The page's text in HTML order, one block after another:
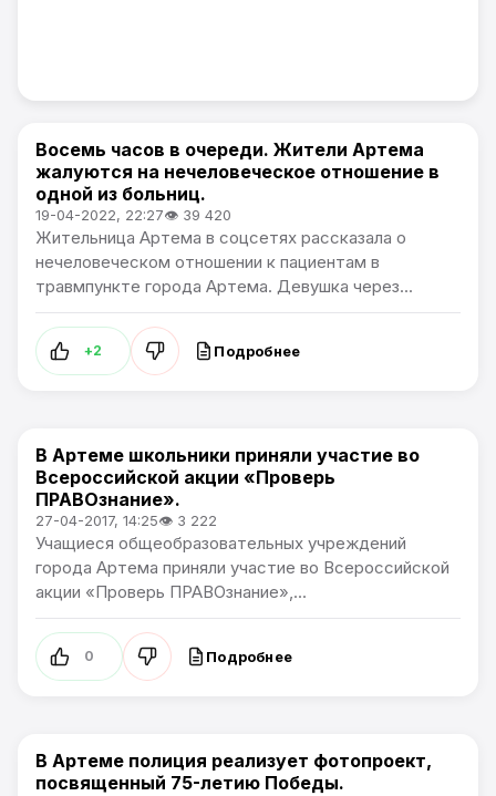
Общество / Проблемы города
Восемь часов в очереди. Жители Артема
жалуются на нечеловеческое отношение в
одной из больниц.
19-04-2022, 22:27👁 39 420
Жительница Артема в соцсетях рассказала о
нечеловеческом отношении к пациентам в
травмпункте города Артема. Девушка через...
+2 Подробнее
Общество
В Артеме школьники приняли участие во
Всероссийской акции «Проверь
ПРАВОзнание».
27-04-2017, 14:25👁 3 222
Учащиеся общеобразовательных учреждений
города Артема приняли участие во Всероссийской
акции «Проверь ПРАВОзнание»,...
0 Подробнее
Общество
В Артеме полиция реализует фотопроект,
посвященный 75-летию Победы.